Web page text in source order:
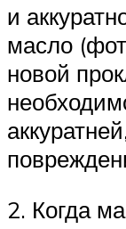
и
масло
новой
2. Когда